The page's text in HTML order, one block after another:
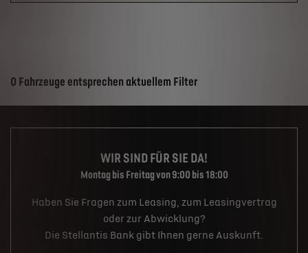
Suchergebnisse
0 Fahrzeuge entsprechen aktuellem Filter
WIR SIND FÜR SIE DA!
Montag bis Freitag von 9:00 bis 18:00
Haben Sie Fragen zum Leasing, zum Leasingvertrag
oder zur Abwicklung?
Die Stellantis Bank gibt Ihnen gerne Auskunft.